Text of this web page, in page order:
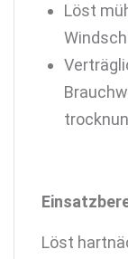
Löst
Löst